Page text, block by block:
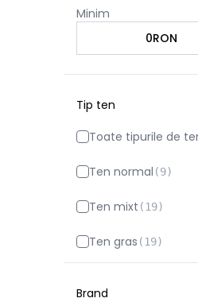
Spray fixare machiaj
Minim
RON
Tip ten
Toate tipurile de
Ten normal (9)
Ten mixt (19)
Ten gras (19)
Brand